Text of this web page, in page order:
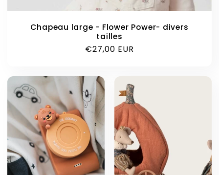
Chapeau large - Flower Power- divers
tailles
Prix
€27,00 EUR